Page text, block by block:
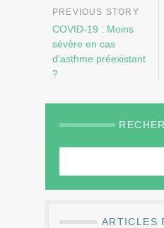
COVID-19 : Moins
sévère en cas
d’asthme préexistant
?
ARTICLES